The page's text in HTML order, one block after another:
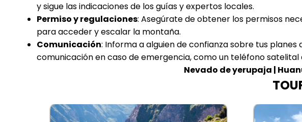
y sigue las indicaciones de los guías y expertos locales.
Permiso y regulaciones: Asegúrate de obtener los permisos
para acceder y escalar la montaña.
Comunicación: Informa a alguien de confianza sobre tus
comunicación en caso de emergencia, como un teléfono satelital
Nevado de yerupaja |